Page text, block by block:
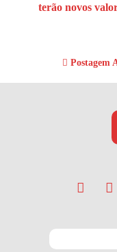
terão novos
Postagem